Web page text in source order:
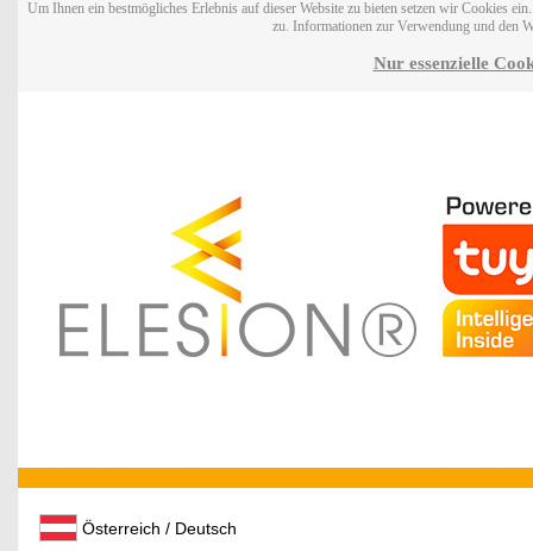
Um Ihnen ein bestmögliches Erlebnis auf dieser Website zu bieten setzen wir Cookies
zu. Informationen zur Verwendung und den
Nur essenzielle
Österreich / Deutsch